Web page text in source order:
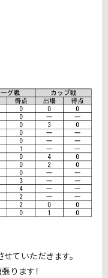
ていただきます。
ります！